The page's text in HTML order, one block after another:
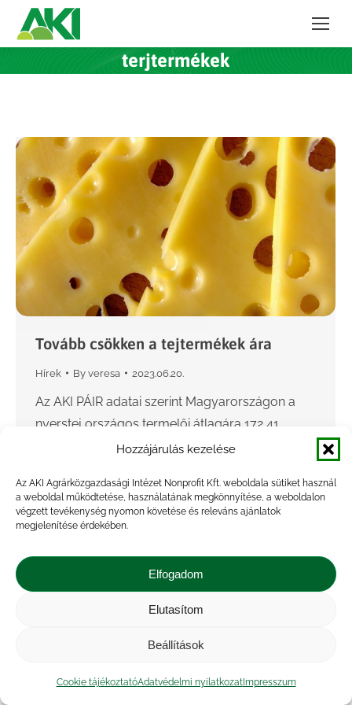
Hozzájárulás kezelése
Az AKI Agrárközgazdasági Intézet Nonprofit Kft. weboldala sütiket használ
a weboldal működtetése, használatának megkönnyítése, a weboldalon
végzett tevékenység nyomon követése és releváns ajánlatok
megjelenítése érdekében.
Elfogadom
Elutasítom
Beállítások
Cookie tájékoztatóAdatvédelmi nyilatkozatImpresszum
terjtermékek
Tovább csökken a tejtermékek ára
Hírek By veresa 2023.06.20.
Az AKI PÁIR adatai szerint Magyarországon a
nyerstej országos termelői átlagára 172,41
forint/kilogramm volt 2023 májusában. A
zsírtartalom 0,12 százalékpontos romlása,
valamint az alapár 6 százalékos…